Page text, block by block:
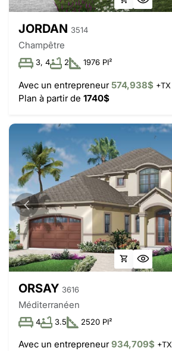
JORDAN 3514
Champêtre
3, 4 2 1976 PI²
Avec un entrepreneur574,938$ +TX
Plan à partir de 1740$
ORSAY 3616
Méditerranéen
4 3.5 2520 PI²
Avec un entrepreneur934,709$ +TX